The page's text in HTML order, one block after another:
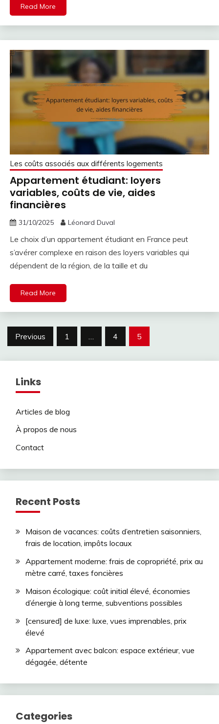
Read More
Les coûts associés aux différents logements
Appartement étudiant: loyers
variables, coûts de vie, aides
financières
31/10/2025 Léonard Duval
Le choix d’un appartement étudiant en France peut
s’avérer complexe en raison des loyers variables qui
dépendent de la région, de la taille et du
Read More
Posts
Previous 1 4 5
Links
Articles de blog
À propos de nous
Contact
Recent Posts
Maison de vacances: coûts d’entretien saisonniers,
frais de location, impôts locaux
Appartement moderne: frais de copropriété, prix au
mètre carré, taxes foncières
Maison écologique: coût initial élevé, économies
d’énergie à long terme, subventions possibles
[censured] de luxe: luxe, vues imprenables, prix
élevé
Appartement avec balcon: espace extérieur, vue
dégagée, détente
Categories